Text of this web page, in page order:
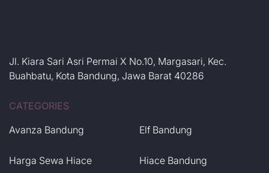
Jl. Kiara Sari Asri Permai X No.10, Margasari, Kec.
Buahbatu, Kota Bandung, Jawa Barat 40286
CATEGORIES
Avanza Bandung
Elf Bandung
Harga Sewa Hiace Hiace Bandung